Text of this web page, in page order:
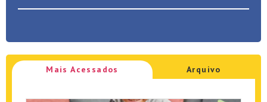
Mais Acessados Arquivo